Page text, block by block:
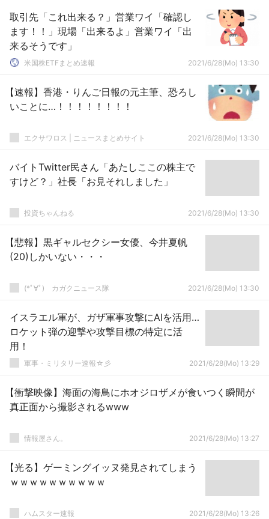
取引先「これ出来る？」営業ワイ「確認し
ます！！」現場「出来るよ」営業ワイ「出
来るそうです」
米国株ETFまとめ速報 2021/6/28(Mo) 13:30
【速報】香港・りんご日報の元主筆、恐ろし
いことに…！！！！！！！！
エクサワロス | ニュースまとめサイト 2021/6/28(Mo) 13:30
バイトTwitter民さん「あたしここの株主で
すけど？」社長「お見それしました」
投資ちゃんねる 2021/6/28(Mo) 13:30
【悲報】黒ギャルセクシー女優、今井夏帆
(20)しかいない・・・
(*ﾟ∀ﾟ)ゞカガクニュース隊 2021/6/28(Mo) 13:30
イスラエル軍が、ガザ軍事攻撃にAIを活用…
ロケット弾の迎撃や攻撃目標の特定に活
用！
軍事・ミリタリー速報☆彡 2021/6/28(Mo) 13:29
【衝撃映像】海面の海鳥にホオジロザメが食いつく瞬間が
真正面から撮影されるwww
情報屋さん。 2021/6/28(Mo) 13:27
【光る】ゲーミングイッヌ発見されてしまう
ｗｗｗｗｗｗｗｗｗｗ
ハムスター速報 2021/6/28(Mo) 13:26